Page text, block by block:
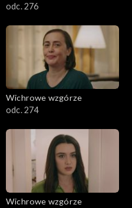
odc. 276
Wichrowe wzgórze
odc. 274
Wichrowe wzgórze